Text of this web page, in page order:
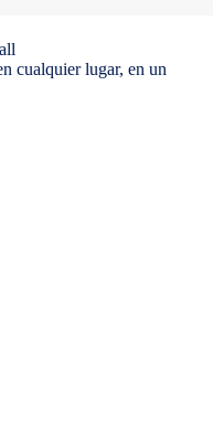
cualquier lugar, en un